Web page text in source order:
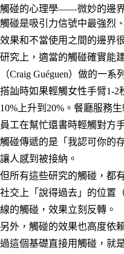
觸碰的心理學——微妙的邊
觸碰是吸引力信號中最強烈
效果和不當使用之間的邊界
研究上，適當的觸碰確實能
（Craig Guéguen）做的一
搭訕時如果輕觸女性手臂1-
10%上升到20%。餐廳服務
員工在幫忙還書時輕觸對方
觸碰傳遞的是「我認可你的
讓人感到被接納。
但所有這些研究的觸碰，都
社交上「說得過去」的位置
線的觸碰，效果立刻反轉。
另外，觸碰的效果也高度依
過這個基礎直接用觸碰，就